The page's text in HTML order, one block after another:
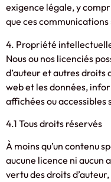
exigence légale, y
que ces
4. Propriété
Nous ou nos licenciés
d’auteur et autres
web et les données,
affichées ou accessibles
4.1 Tous droits réservés
À moins qu’un contenu
aucune licence ni aucun
vertu des droits